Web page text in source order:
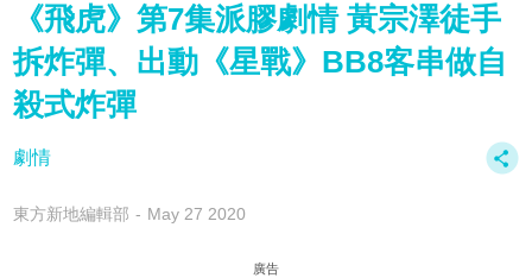
《飛虎》第7集派膠劇情 黃宗澤徒手
拆炸彈、出動《星戰》BB8客串做自
殺式炸彈
劇情
東方新地編輯部 May 27 2020
廣告